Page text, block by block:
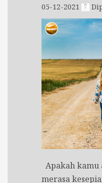
05-12-2021
Apakah
merasa